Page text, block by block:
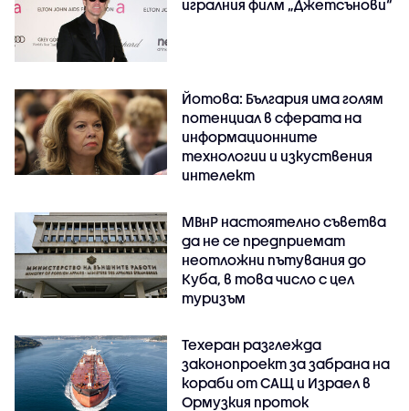
игралния филм „Джетсънови“
Йотова: България има голям
потенциал в сферата на
информационните
технологии и изкуствения
интелект
МВнР настоятелно съветва
да не се предприемат
неотложни пътувания до
Куба, в това число с цел
туризъм
Техеран разглежда
законопроект за забрана на
кораби от САЩ и Израел в
Ормузкия проток